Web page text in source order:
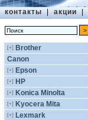
контакты | акции |
[+] Brother
Canon
[+] Epson
[+] HP
[+] Konica Minolta
[+] Kyocera Mita
[+] Lexmark